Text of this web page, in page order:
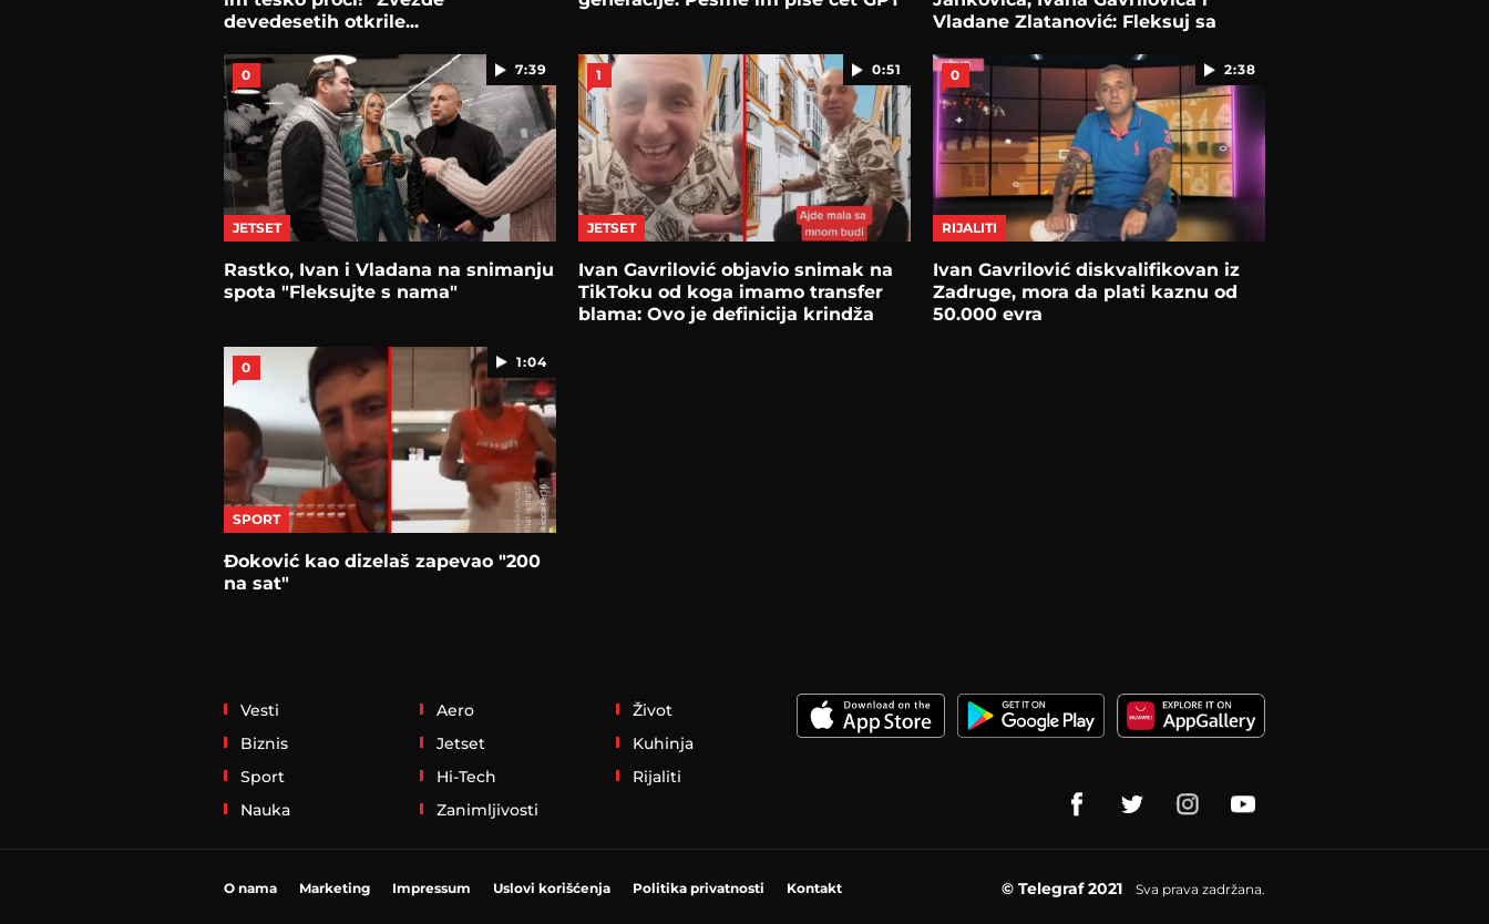
devedesetih otkrile...
Vladane Zlatanović: Fleksuj sa
7:39
0
JETSET
Rastko, Ivan i Vladana na snimanju
spota "Fleksujte s nama"
0:51
1
JETSET
Ivan Gavrilović objavio snimak na
TikToku od koga imamo transfer
blama: Ovo je definicija krindža
2:38
0
RIJALITI
Ivan Gavrilović diskvalifikovan iz
Zadruge, mora da plati kaznu od
50.000 evra
1:04
0
SPORT
Đoković kao dizelaš zapevao "200
na sat"
Vesti
Biznis
Sport
Nauka
Aero
Jetset
Hi-Tech
Zanimljivosti
Život
Kuhinja
Rijaliti
O nama Marketing Impressum Uslovi korišćenja Politika privatnosti Kontakt © Telegraf 2021 Sva prava zadržana.